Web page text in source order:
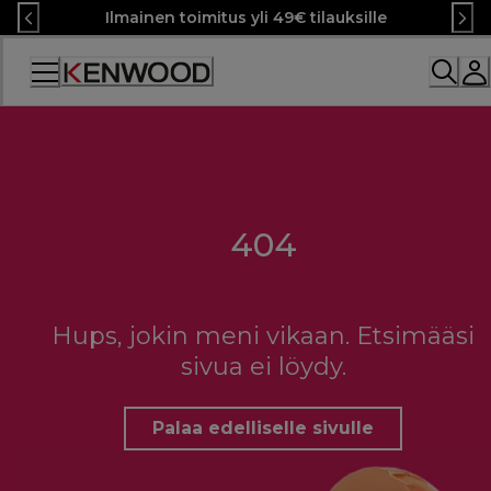
Skip
to
Content
Ilmainen toimitus yli 49€ tilauksille
404
Hups, jokin meni vikaan. Etsimääsi
sivua ei löydy.
Palaa edelliselle sivulle